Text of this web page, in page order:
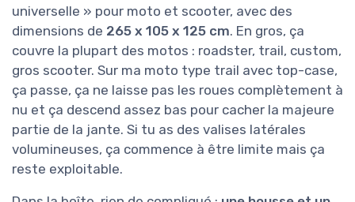
universelle » pour moto et scooter, avec des
dimensions de 265 x 105 x 125 cm. En gros, ça
couvre la plupart des motos : roadster, trail, custom,
gros scooter. Sur ma moto type trail avec top-case,
ça passe, ça ne laisse pas les roues complètement à
nu et ça descend assez bas pour cacher la majeure
partie de la jante. Si tu as des valises latérales
volumineuses, ça commence à être limite mais ça
reste exploitable.